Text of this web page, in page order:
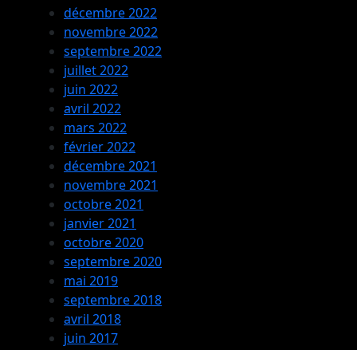
décembre 2022
novembre 2022
septembre 2022
juillet 2022
juin 2022
avril 2022
mars 2022
février 2022
décembre 2021
novembre 2021
octobre 2021
janvier 2021
octobre 2020
septembre 2020
mai 2019
septembre 2018
avril 2018
juin 2017